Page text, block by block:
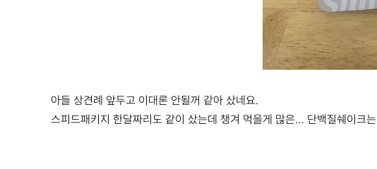
아들 상견례 앞두고 이대론 안될꺼 같아 샀네요.
스피드패키지 한달짜리도 같이 샀는데 챙겨 먹을게 많은… 단백질쉐이크